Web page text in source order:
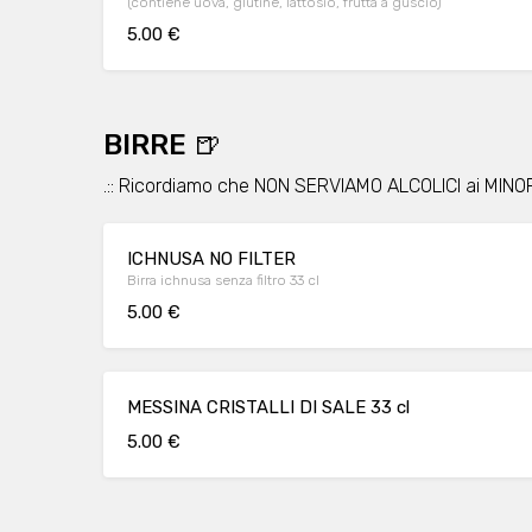
5.00 €
BIRRE 🍺
.:: Ricordiamo che NON SERVIAMO ALCOLICI ai
ICHNUSA NO FILTER
Birra ichnusa senza filtro 33 cl
5.00 €
MESSINA CRISTALLI DI SALE 33 cl
5.00 €